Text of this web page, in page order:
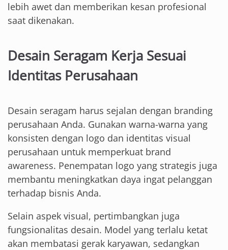
lebih awet dan memberikan kesan profesional
saat dikenakan.
Desain Seragam Kerja Sesuai
Identitas Perusahaan
Desain seragam harus sejalan dengan branding
perusahaan Anda. Gunakan warna-warna yang
konsisten dengan logo dan identitas visual
perusahaan untuk memperkuat brand
awareness. Penempatan logo yang strategis juga
membantu meningkatkan daya ingat pelanggan
terhadap bisnis Anda.
Selain aspek visual, pertimbangkan juga
fungsionalitas desain. Model yang terlalu ketat
akan membatasi gerak karyawan, sedangkan